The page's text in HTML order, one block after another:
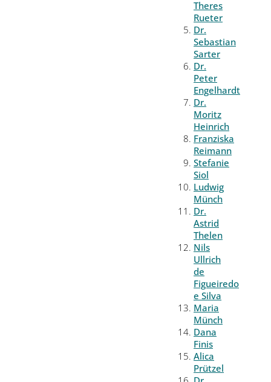
Theres
Rueter
Dr.
Sebastian
Sarter
Dr.
Peter
Engelhardt
Dr.
Moritz
Heinrich
Franziska
Reimann
Stefanie
Siol
Ludwig
Münch
Dr.
Astrid
Thelen
Nils
Ullrich
de
Figueiredo
e Silva
Maria
Münch
Dana
Finis
Alica
Prützel